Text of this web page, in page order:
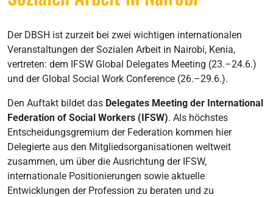
Der DBSH ist zurzeit bei zwei wichtigen internationalen
Veranstaltungen der Sozialen Arbeit in Nairobi, Kenia,
vertreten: dem IFSW Global Delegates Meeting (23.–24.6.)
und der Global Social Work Conference (26.–29.6.).
Den Auftakt bildet das Delegates Meeting der International
Federation of Social Workers (IFSW). Als höchstes
Entscheidungsgremium der Federation kommen hier
Delegierte aus den Mitgliedsorganisationen weltweit
zusammen, um über die Ausrichtung der IFSW,
internationale Positionierungen sowie aktuelle
Entwicklungen der Profession zu beraten und zu